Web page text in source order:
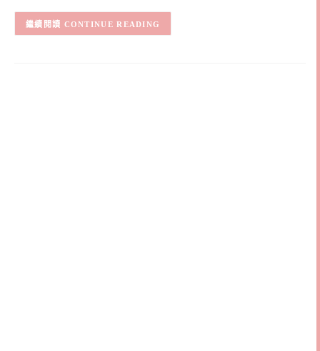
CONTINUE READING